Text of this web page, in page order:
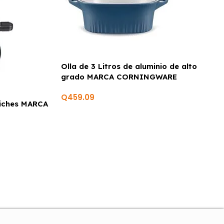
MARCA
Olla de 3 Litros de aluminio de alto
grado MARCA CORNINGWARE
Q459.09